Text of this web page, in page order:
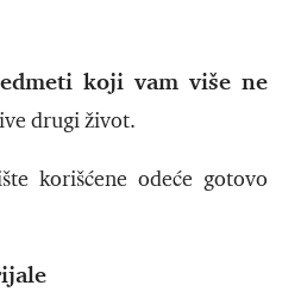
koji vam više ne
drugi život.
korišćene odeće gotovo